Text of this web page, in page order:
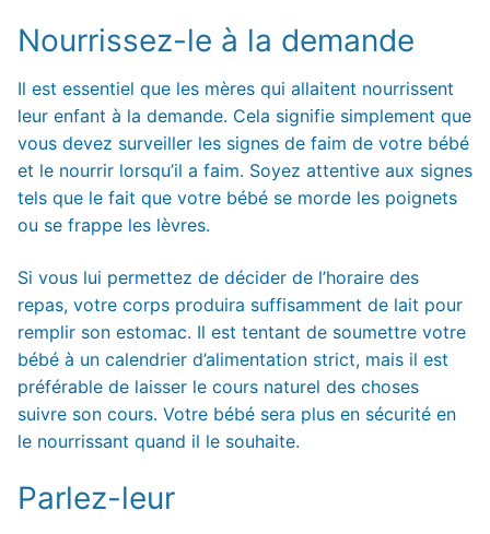
Nourrissez-le à la demande
Il est essentiel que les mères qui allaitent nourrissent
leur enfant à la demande. Cela signifie simplement que
vous devez surveiller les signes de faim de votre bébé
et le nourrir lorsqu’il a faim. Soyez attentive aux signes
tels que le fait que votre bébé se morde les poignets
ou se frappe les lèvres.
Si vous lui permettez de décider de l’horaire des
repas, votre corps produira suffisamment de lait pour
remplir son estomac. Il est tentant de soumettre votre
bébé à un calendrier d’alimentation strict, mais il est
préférable de laisser le cours naturel des choses
suivre son cours. Votre bébé sera plus en sécurité en
le nourrissant quand il le souhaite.
Parlez-leur